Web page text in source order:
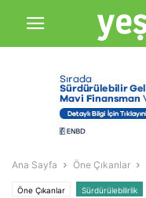
Ana Sayfa Öne Çıkanlar
Öne Çıkanlar Sürdürülebilirlik